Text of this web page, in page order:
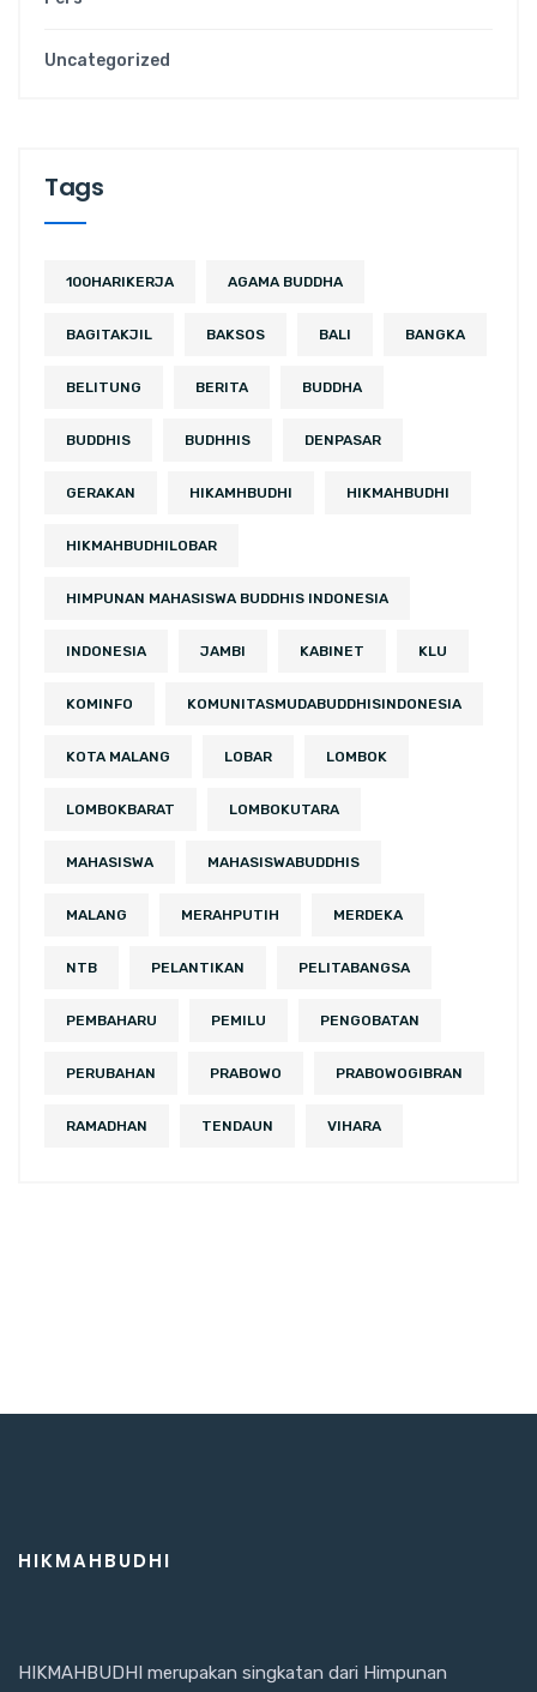
Uncategorized
Tags
100HARIKERJA AGAMA BUDDHA
BAGITAKJIL BAKSOS BALI BANGKA
BELITUNG BERITA BUDDHA
BUDDHIS BUDHHIS DENPASAR
GERAKAN HIKAMHBUDHI HIKMAHBUDHI
HIKMAHBUDHILOBAR
HIMPUNAN MAHASISWA BUDDHIS INDONESIA
INDONESIA JAMBI KABINET KLU
KOMINFO KOMUNITASMUDABUDDHISINDONESIA
KOTA MALANG LOBAR LOMBOK
LOMBOKBARAT LOMBOKUTARA
MAHASISWA MAHASISWABUDDHIS
MALANG MERAHPUTIH MERDEKA
NTB PELANTIKAN PELITABANGSA
PEMBAHARU PEMILU PENGOBATAN
PERUBAHAN PRABOWO PRABOWOGIBRAN
RAMADHAN TENDAUN VIHARA
HIKMAHBUDHI
HIKMAHBUDHI merupakan singkatan dari Himpunan